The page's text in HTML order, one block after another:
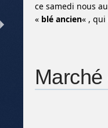
ce samedi nous
« blé ancien« , qui